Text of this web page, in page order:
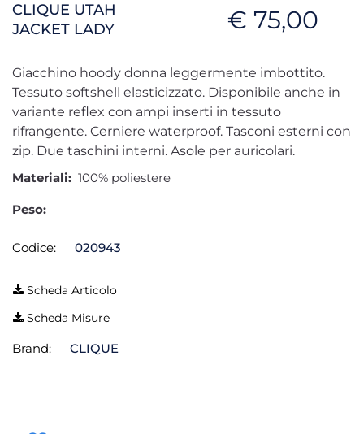
CLIQUE UTAH
JACKET LADY
€ 75,00
Giacchino hoody donna leggermente imbottito.
Tessuto softshell elasticizzato. Disponibile anche in
variante reflex con ampi inserti in tessuto
rifrangente. Cerniere waterproof. Tasconi esterni con
zip. Due taschini interni. Asole per auricolari.
Materiali: 100% poliestere
Peso:
Codice: 020943
Scheda Articolo
Scheda Misure
Brand: CLIQUE